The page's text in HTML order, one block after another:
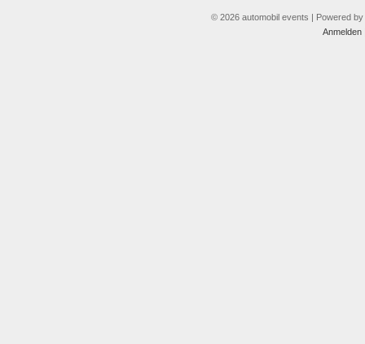
© 2026 automobil events | Powered by
Anmelden|